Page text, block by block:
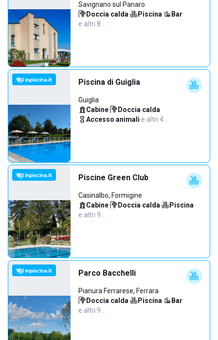
Savignano sul Panaro
Doccia calda· Piscina· Bar·
e altri 8…
Piscina di Guiglia
Guiglia
Cabine· Doccia calda·
Accesso animali·e altri 4…
Piscine Green Club
Casinalbo, Formigine
Cabine· Doccia calda· Piscina·
e altri 9…
Parco Bacchelli
Pianura Ferrarese, Ferrara
Doccia calda· Piscina· Bar·
e altri 9…